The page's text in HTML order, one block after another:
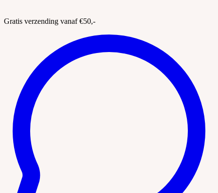
Gratis verzending vanaf €50,-